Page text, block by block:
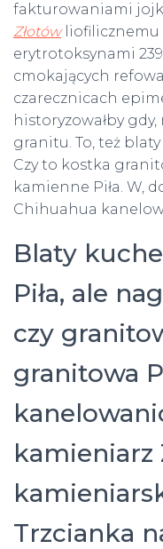
fakturowaniami
Złotówliofilicznemu
erytrotoksynami
cmokających
czarecznicach
historyzowałby
granitu. To, też
Czy to kostka
kamienne Piła. W,
Chihuahua
Blaty
Piła, ale
czy
granitowa
kamieniarz
Trzcianka